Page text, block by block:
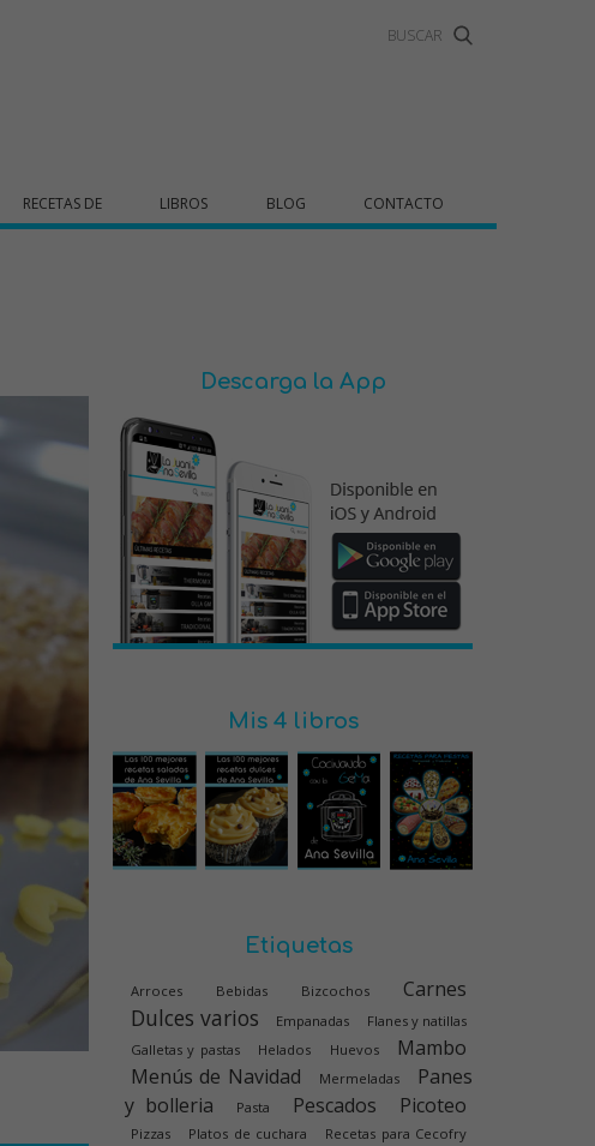
RECETAS DE LIBROS BLOG CONTACTO
Descarga la App
Mis 4 libros
Etiquetas
Arroces Bebidas Bizcochos Carnes
Dulces varios Empanadas
Flanes y natillas
Galletas y pastas
Helados Huevos
Mambo
Menús de Navidad
Mermeladas
Panes
y bolleria
Pasta Pescados Picoteo
Pizzas Platos de cuchara Recetas para Cecofry